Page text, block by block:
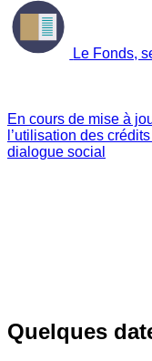
Le Fonds,
En cours de mise à
l’utilisation des
dialogue social
Quelques